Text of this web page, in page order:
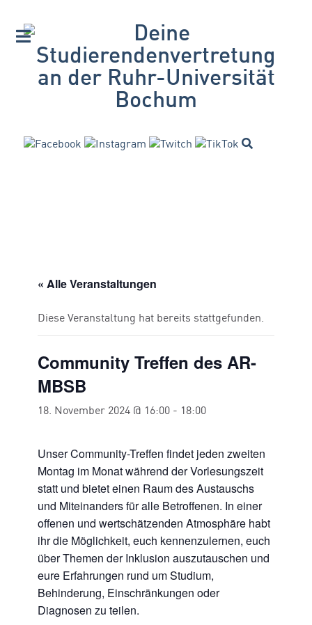
« Alle Veranstaltungen
Diese Veranstaltung hat bereits stattgefunden.
Community Treffen des AR-
MBSB
18. November 2024 @ 16:00 - 18:00
Unser Community-Treffen findet jeden zweiten
Montag im Monat während der Vorlesungszeit
statt und bietet einen Raum des Austauschs
und Miteinanders für alle Betroffenen. In einer
offenen und wertschätzenden Atmosphäre habt
ihr die Möglichkeit, euch kennenzulernen, euch
über Themen der Inklusion auszutauschen und
eure Erfahrungen rund um Studium,
Behinderung, Einschränkungen oder
Diagnosen zu teilen.